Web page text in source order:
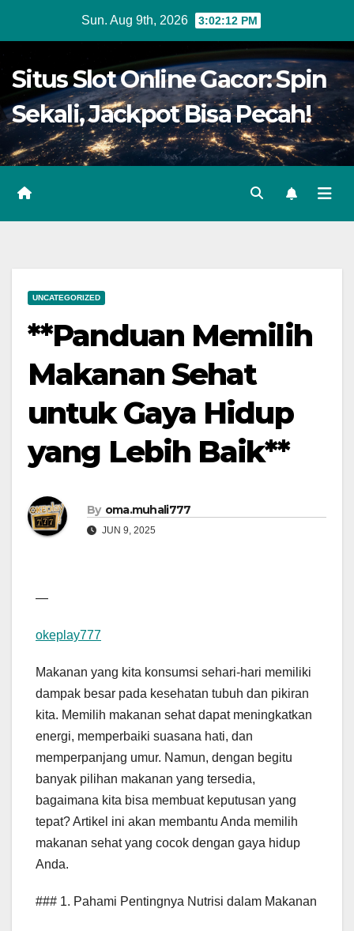
content
Sun. Aug 9th, 2026 3:02:13 PM
Situs Slot Online Gacor: Spin
Sekali, Jackpot Bisa Pecah!
UNCATEGORIZED
**Panduan Memilih
Makanan Sehat
untuk Gaya Hidup
yang Lebih Baik**
By oma.muhali777
JUN 9, 2025
—
okeplay777
Makanan yang kita konsumsi sehari-hari memiliki
dampak besar pada kesehatan tubuh dan pikiran
kita. Memilih makanan sehat dapat meningkatkan
energi, memperbaiki suasana hati, dan
memperpanjang umur. Namun, dengan begitu
banyak pilihan makanan yang tersedia,
bagaimana kita bisa membuat keputusan yang
tepat? Artikel ini akan membantu Anda memilih
makanan sehat yang cocok dengan gaya hidup
Anda.
### 1. Pahami Pentingnya Nutrisi dalam Makanan